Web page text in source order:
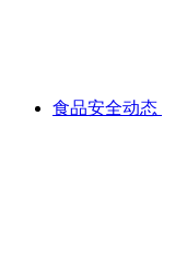
食品安全动态